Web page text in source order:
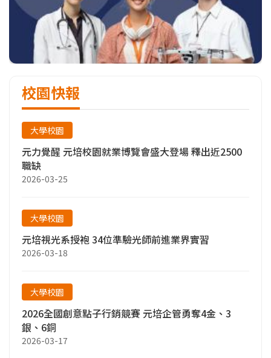
校園快報
大學校園
元力覺醒 元培校園就業博覽會盛大登場 釋出近2500
職缺
2026-03-25
大學校園
元培視光系授袍 34位準驗光師前進業界實習
2026-03-18
大學校園
2026全國創意點子行銷競賽 元培企管勇奪4金、3
銀、6銅
2026-03-17